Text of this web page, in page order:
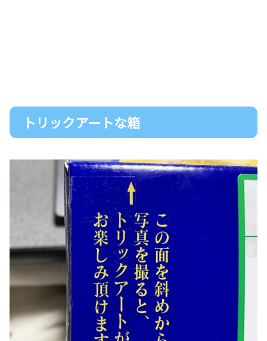
トリックアートな箱